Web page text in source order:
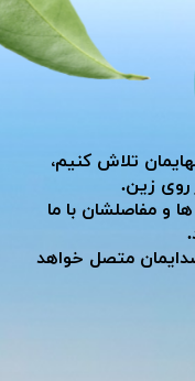
تلاش کنیم،
روی زین.
و مفاصلشان با ما
متصل خواهد